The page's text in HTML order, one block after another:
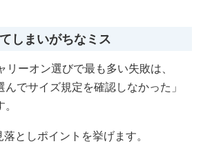
しまいがちなミス
ーオン選びで最も多い失敗は、
でサイズ規定を確認しなかった」
としポイントを挙げます。